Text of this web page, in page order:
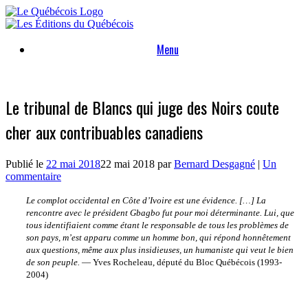
Skip
to
Menu
Le tribunal de Blancs qui juge des Noirs coute
cher aux contribuables canadiens
Publié le 22 mai 201822 mai 2018 parBernard Desgagné | Un
commentaire
Le complot occidental en Côte d’Ivoire est une évidence. […] La
rencontre avec le président Gbagbo fut pour moi déterminante. Lui, que
tous identifiaient comme étant le responsable de tous les problèmes de
son pays, m’est apparu comme un homme bon, qui répond honnêtement
aux questions, même aux plus insidieuses, un humaniste qui veut le bien
de son peuple. — Yves Rocheleau, député du Bloc Québécois (1993-
2004)